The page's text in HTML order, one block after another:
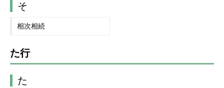
そ
相次相続
た行
た